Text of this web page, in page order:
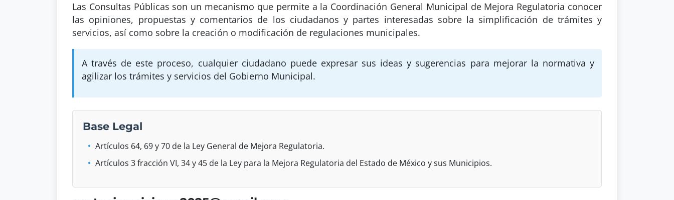
Las Consultas Públicas son un mecanismo que permite a la Coordinación General Municipal de Mejora Regulatoria conocer
las opiniones, propuestas y comentarios de los ciudadanos y partes interesadas sobre la simplificación de trámites y
servicios, así como sobre la creación o modificación de regulaciones municipales.
A través de este proceso, cualquier ciudadano puede expresar sus ideas y sugerencias para mejorar la normativa y
agilizar los trámites y servicios del Gobierno Municipal.
Base Legal
Artículos 64, 69 y 70 de la Ley General de Mejora Regulatoria.
Artículos 3 fracción VI, 34 y 45 de la Ley para la Mejora Regulatoria del Estado de México y sus Municipios.